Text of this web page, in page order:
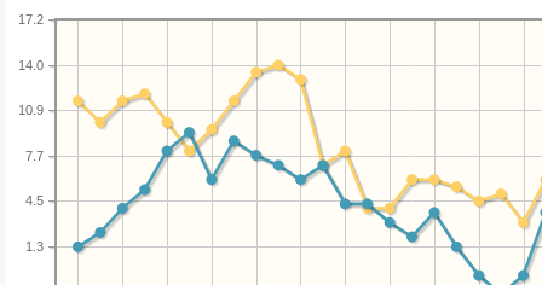
1.3
4.5
7.7
10.9
14.0
17.2